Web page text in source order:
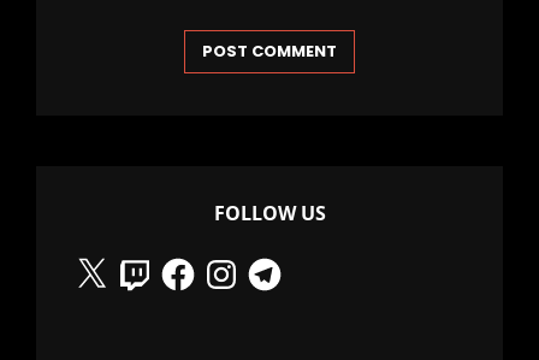
FOLLOW US
X
TwitchFacebookInstagramTelegram